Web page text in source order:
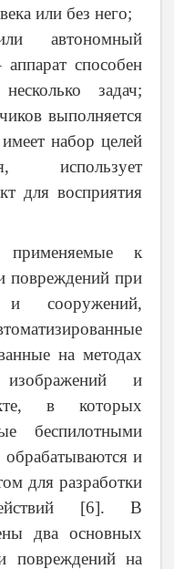
или без него;
автономный
способен
задач;
выполняется
набор целей
использует
для восприятия
применяемые к
повреждений при
и сооружений,
на методах
и
в которых
беспилотными
обрабатываются и
для разработки
[6]. В
два основных
повреждений на